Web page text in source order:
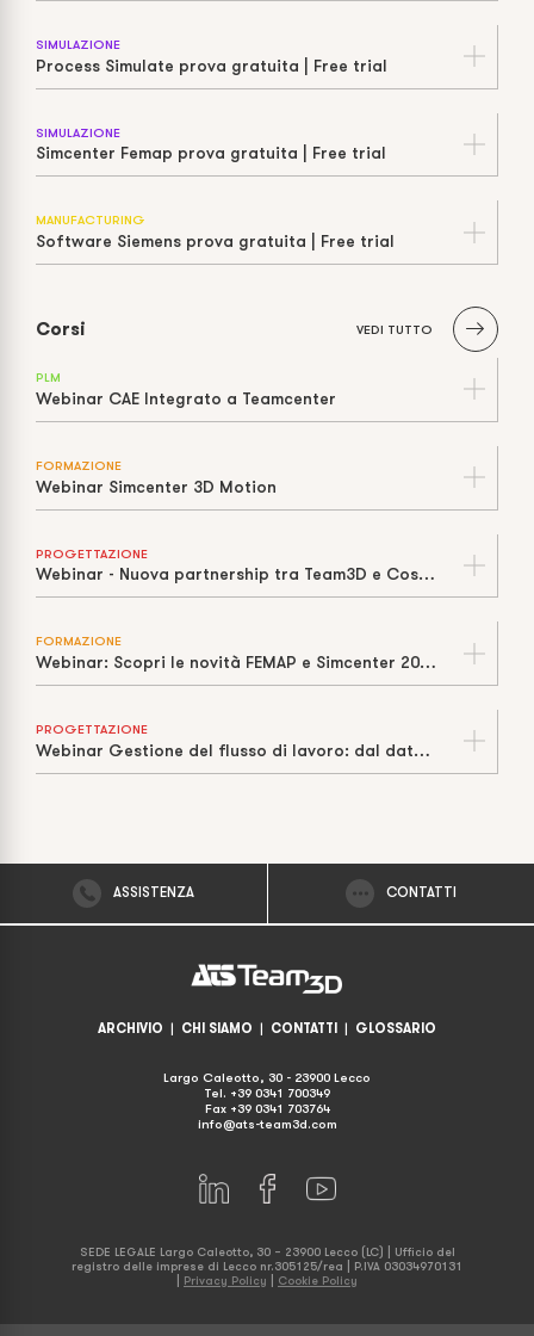
SIMULAZIONE
Process Simulate prova gratuita | Free trial
SIMULAZIONE
Simcenter Femap prova gratuita | Free trial
MANUFACTURING
Software Siemens prova gratuita | Free trial
Corsi VEDI TUTTO
PLM
Webinar CAE Integrato a Teamcenter
FORMAZIONE
Webinar Simcenter 3D Motion
PROGETTAZIONE
Webinar - Nuova partnership tra Team3D e Cosmos Italia
FORMAZIONE
Webinar: Scopri le novità FEMAP e Simcenter 2021 con Cosmos Italia
PROGETTAZIONE
Webinar Gestione del flusso di lavoro: dal dato CAD all’officina
ASSISTENZA CONTATTI
ARCHIVIO | CHI SIAMO | CONTATTI | GLOSSARIO
Largo Caleotto, 30 - 23900 Lecco
Tel. +39 0341 700349
Fax +39 0341 703764
info@ats-team3d.com
SEDE LEGALE Largo Caleotto, 30 – 23900 Lecco (LC) | Ufficio del
registro delle imprese di Lecco nr.305125/rea | P.IVA 03034970131
Privacy Policy Cookie Policy